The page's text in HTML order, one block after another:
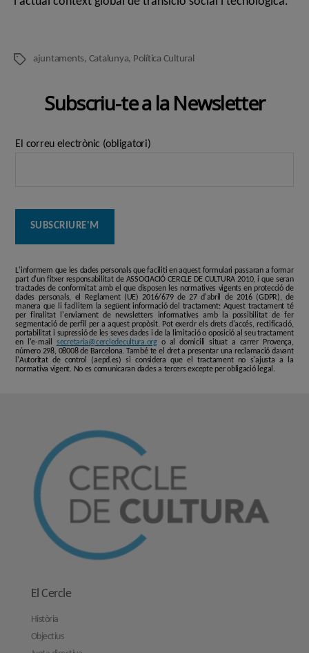
Etiquetesajuntaments, Catalunya, Política Cultural
Subscriu-te a la Newsletter
El correu electrònic (obligatori)
L'informem que les dades personals que faciliti en aquest formulari passaran a formar
part d'un fitxer responsabilitat de ASSOCIACIÓ CERCLE DE CULTURA 2010, i que seran
tractades de conformitat amb el que disposen les normatives vigents en protecció de
dades personals, el Reglament (UE) 2016/679 de 27 d'abril de 2016 (GDPR), de
manera que li facilitem la següent informació del tractament: Aquest tractament té
per finalitat l'enviament de newsletters informatives amb la possibilitat de fer
segmentació de perfil per a aquest propòsit. Pot exercir els drets d'accés, rectificació,
portabilitat i supressió de les seves dades i de la limitació o oposició al seu tractament
en l'e-mail secretaria@cercledecultura.orgo al domicili situat a carrer Provença,
número 298, 08008 de Barcelona. També te el dret a presentar una reclamació davant
l'Autoritat de control (aepd.es) si considera que el tractament no s'ajusta a la
normativa vigent. No es comunicaran dades a tercers excepte per obligació legal.
El Cercle
Història
Objectius